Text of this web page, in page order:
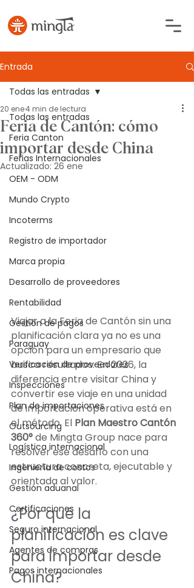
Entrada
Todas las entradas
Feria Canton
Ferias Internacionales
OEM - ODM
Mundo Crypto
Incoterms
Registro de importador
Marca propia
Desarrollo de proveedores
Rentabilidad
Gestión de pagos
Paraguay
Verificación de proveedores
Inspecciones
Plan de importaciones
Outsourcing
Logística internacional
Ingeniería de costos
Gestión aduanal
Certificaciones
Seguro internacional
Agentes de compras
Pagos internacionales
Todas las entradas
Feria de Cantón: cómo
importar desde China
20 ene4 min de lectura
Actualizado: 26 ene
Viajar a la Feria de Cantón sin una
planificación clara ya no es una
opción para un empresario que
busca resultados. En 2026, la
diferencia entre visitar China y
convertir ese viaje en una unidad
de importación operativa está en
el método. El Plan Maestro Cantón
360° de Mingta Group nace para
resolver ese desafío con una
estructura concreta, ejecutable y
orientada al valor.
¿Por qué la
planificación es clave
para importar desde
China?